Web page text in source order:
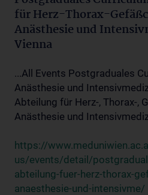
für Herz-Thorax-
Anästhesie und
Vienna
...All Events Postgraduales
Anästhesie und
Abteilung für Herz-, Thorax-,
Anästhesie und
https://
us/events/detail/
abteilung-fuer-herz-thorax-
anaesthesie-und-intensivme/